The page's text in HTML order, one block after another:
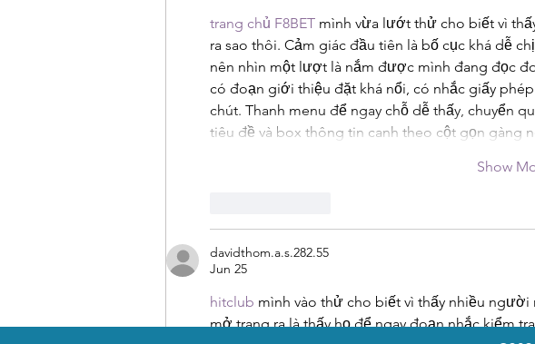
trang chủ F8BET mình vừa lướt thử cho biết vì
ra sao thôi. Cảm giác đầu tiên là bố cục khá dễ
nên nhìn một lượt là nắm được mình đang đọc
có đoạn giới thiệu đặt khá nổi, có nhắc giấy
chút. Thanh menu để ngay chỗ dễ thấy, chuyển
tiêu đề và box thông tin canh theo cột gọn
Show
davidthom.a.s.282.55
Jun 25
hitclub mình vào thử cho biết vì thấy nhiều
mở trang ra là thấy họ để ngay đoạn nhắc kiểm